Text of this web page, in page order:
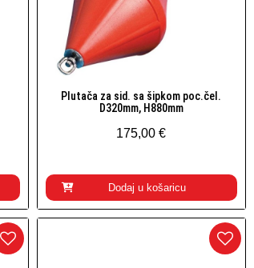
Brzi pogled
Plutača za sid. sa šipkom poc.čel.
D320mm, H880mm
175,00 €
Dodaj u košaricu